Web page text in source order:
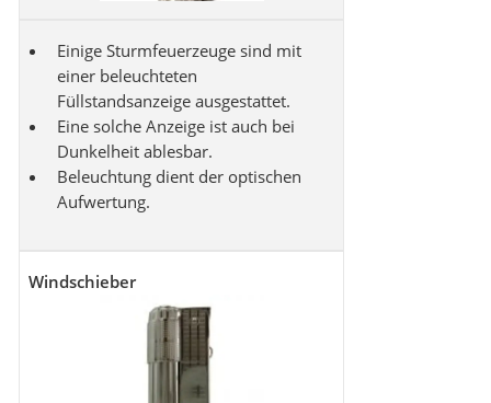
Einige Sturmfeuerzeuge sind mit
einer beleuchteten
Füllstandsanzeige ausgestattet.
Eine solche Anzeige ist auch bei
Dunkelheit ablesbar.
Beleuchtung dient der optischen
Aufwertung.
Windschieber